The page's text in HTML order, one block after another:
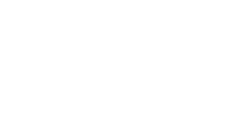
Svarsdistribution för att svara på
till exempel:
över tid?